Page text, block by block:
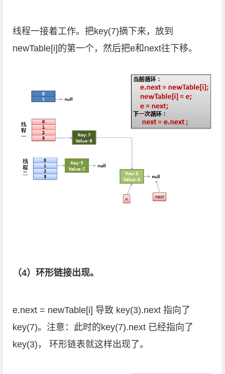
线程一接着工作。把key(7)摘下来，放到
newTable[i]的第一个，然后把e和next往下移。
（4）环形链接出现。
e.next = newTable[i] 导致 key(3).next 指向了
key(7)。注意：此时的key(7).next 已经指向了
key(3)， 环形链表就这样出现了。